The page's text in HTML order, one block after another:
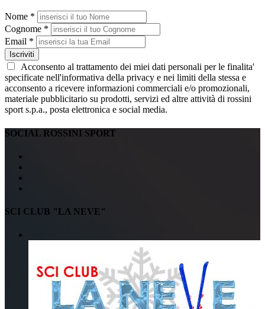
Nome *
Cognome *
Email *
Iscriviti
Acconsento al trattamento dei miei dati personali per le finalita'
specificate nell'informativa della privacy e nei limiti della stessa e
acconsento a ricevere informazioni commerciali e/o promozionali,
materiale pubblicitario su prodotti, servizi ed altre attività di rossini
sport s.p.a., posta elettronica e social media.
SOCIAL ROSSINI SPORT
SCI CLUB "LA NEVE"